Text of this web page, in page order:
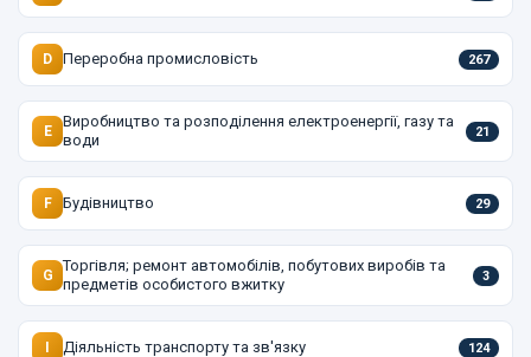
D Переробна промисловість 267
E
Виробництво та розподілення електроенергії, газу та
води
21
F Будівництво 29
G
Торгівля; ремонт автомобілів, побутових виробів та
предметів особистого вжитку
3
I Діяльність транспорту та зв'язку 124